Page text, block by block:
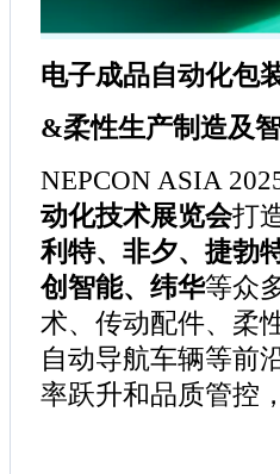
电子成品自动化包
&柔性生产制造及
NEPCON ASIA
动化技术展览会打
利特、非夕、捷勃
创智能、纬华等众
术、传动配件、柔
自动导航车辆等前
率跃升和品质管控